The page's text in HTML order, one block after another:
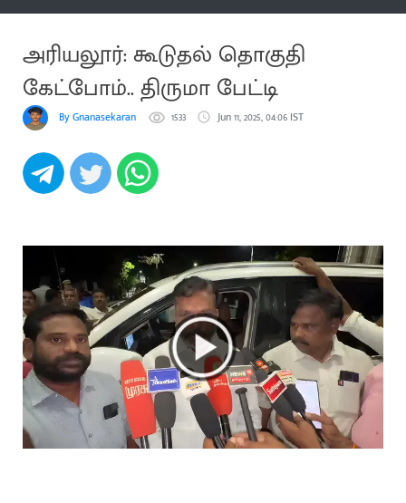
அரியலூர்: கூடுதல் தொகுதி
கேட்போம்.. திருமா பேட்டி
By Gnanasekaran 1533 Jun 11, 2025, 04:06 IST